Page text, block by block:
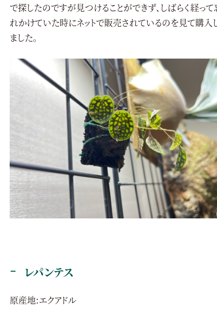
で探したのですが見つけることができず、しばらく経って
れかけていた時にネットで販売されているのを見て購入
ました。
レパンテス
原産地:エクアドル